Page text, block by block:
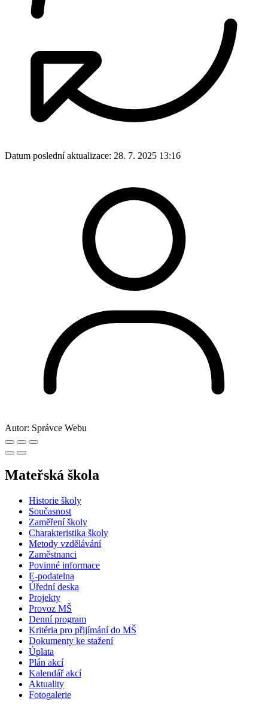
Datum poslední aktualizace: 28. 7. 2025 13:16
Autor: Správce Webu
Mateřská škola
Historie školy
Současnost
Zaměření školy
Charakteristika školy
Metody vzdělávání
Zaměstnanci
Povinné informace
E-podatelna
Úřední deska
Projekty
Provoz MŠ
Denní program
Kritéria pro přijímání do MŠ
Dokumenty ke stažení
Úplata
Plán akcí
Kalendář akcí
Aktuality
Fotogalerie